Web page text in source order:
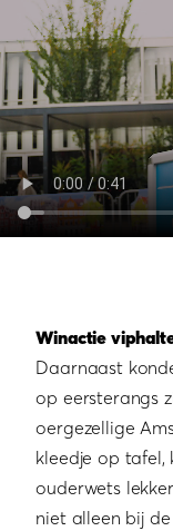
Winactie
Daarnaast
op eersterangs
oergezellige
kleedje op
ouderwets
niet alleen bij